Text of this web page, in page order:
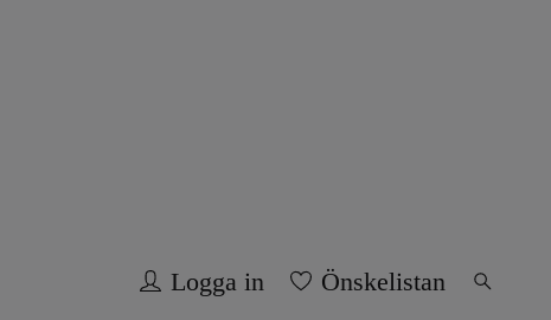
Logga in Önskelistan